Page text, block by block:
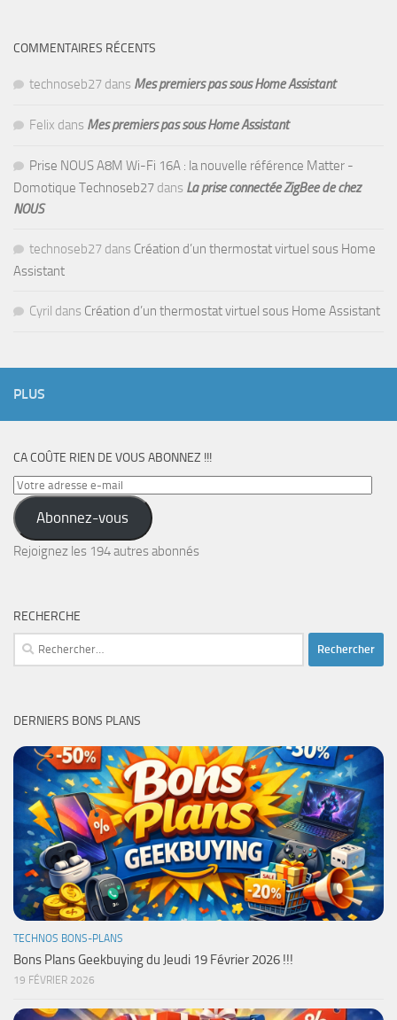
COMMENTAIRES RÉCENTS
technoseb27 dans Mes premiers pas sous Home Assistant
Felix dans Mes premiers pas sous Home Assistant
Prise NOUS A8M Wi-Fi 16A : la nouvelle référence Matter -
Domotique Technoseb27 dans La prise connectée ZigBee de chez
NOUS
technoseb27 dans Création d’un thermostat virtuel sous Home
Assistant
Cyril dans Création d’un thermostat virtuel sous Home Assistant
PLUS
CA COÛTE RIEN DE VOUS ABONNEZ !!!
Votre
adresse
e-
mail
Abonnez-vous
Rejoignez les 194 autres abonnés
RECHERCHE
Rechercher :
DERNIERS BONS PLANS
TECHNOS BONS-PLANS
Bons Plans Geekbuying du Jeudi 19 Février 2026 !!!
19 FÉVRIER 2026